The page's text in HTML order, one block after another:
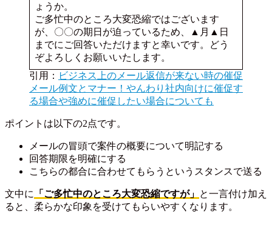
ょうか。
ご多忙中のところ大変恐縮ではございます
が、〇〇の期日が迫っているため、▲月▲日
までにご回答いただけますと幸いです。どう
ぞよろしくお願いいたします。
引用： ビジネス上のメール返信が来ない時の催促
メール例文とマナー！やんわり社内向けに催促す
る場合や強めに催促したい場合についても
ポイントは以下の2点です。
メールの冒頭で案件の概要について明記する
回答期限を明確にする
こちらの都合に合わせてもらうというスタンスで送る
文中に 「ご多忙中のところ大変恐縮ですが」 と一言付け加え
ると、柔らかな印象を受けてもらいやすくなります。